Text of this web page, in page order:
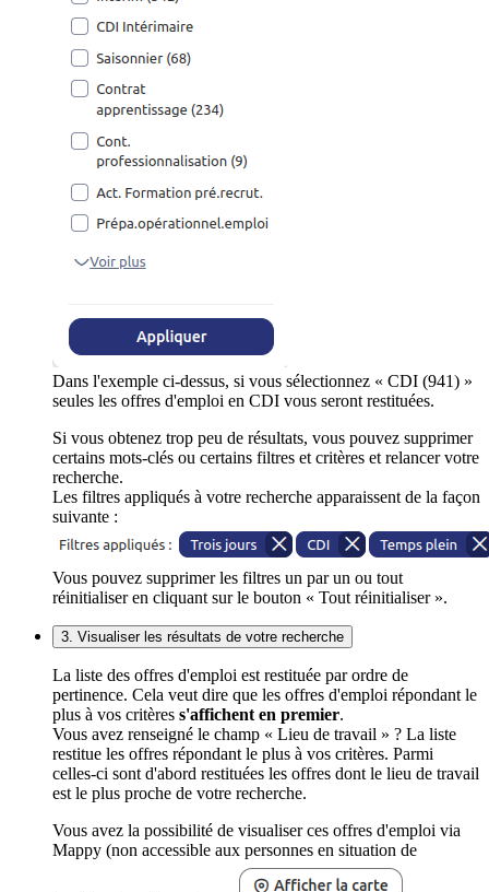
Dans l'exemple ci-dessus, si vous sélectionnez « CDI (941) »
seules les offres d'emploi en CDI vous seront restituées.
Si vous obtenez trop peu de résultats, vous pouvez supprimer
certains mots-clés ou certains filtres et critères et relancer votre
recherche.
Les filtres appliqués à votre recherche apparaissent de la façon
suivante :
Vous pouvez supprimer les filtres un par un ou tout
réinitialiser en cliquant sur le bouton « Tout réinitialiser ».
3. Visualiser les résultats de votre recherche
La liste des offres d'emploi est restituée par ordre de
pertinence. Cela veut dire que les offres d'emploi répondant le
plus à vos critères s'affichent en premier.
Vous avez renseigné le champ « Lieu de travail » ? La liste
restitue les offres répondant le plus à vos critères. Parmi
celles-ci sont d'abord restituées les offres dont le lieu de travail
est le plus proche de votre recherche.
Vous avez la possibilité de visualiser ces offres d'emploi via
Mappy (non accessible aux personnes en situation de